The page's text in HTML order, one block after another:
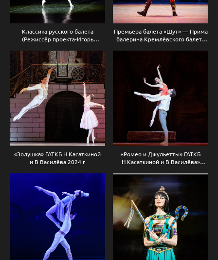
Классика русского балета
(Режиссёр проекта-Игорь
Премьера балета «Шут» — Прима
балерина Кремлёвского балета
«Золушка» ГАТКБ Н Касаткиной
и В Василёва 2024 г
«Ромео и Джульетты» ГАТКБ
Н Касаткиной и В Василёва»